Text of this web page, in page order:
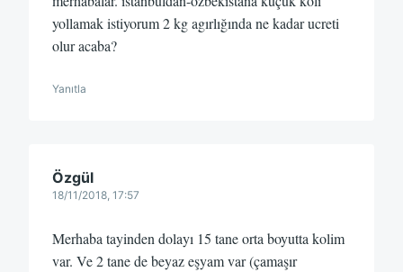
yollamak istiyorum 2 kg agırlığında ne kadar ucreti
olur acaba?
Yanıtla
Özgül
18/11/2018, 17:57
Merhaba tayinden dolayı 15 tane orta boyutta kolim
var. Ve 2 tane de beyaz eşyam var (çamaşır